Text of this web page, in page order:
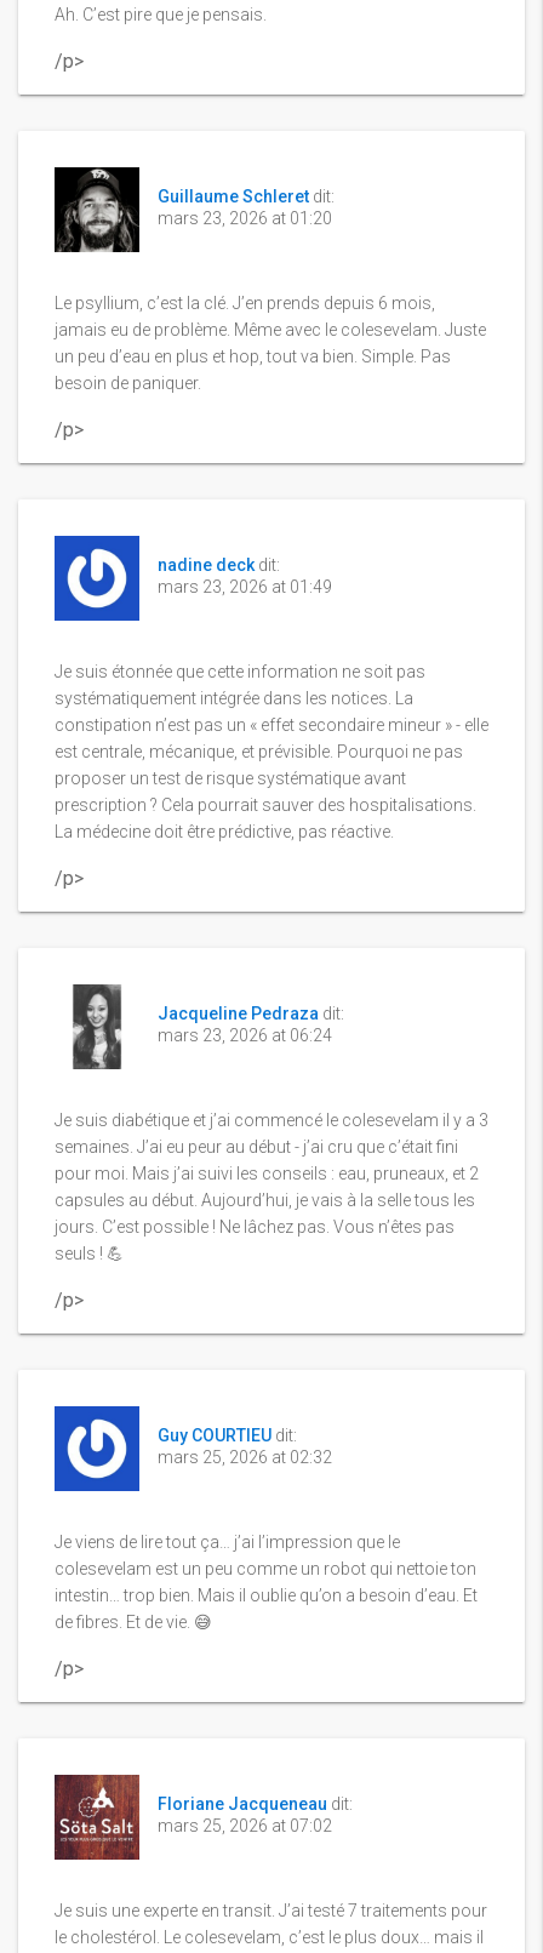
Ah. C’est pire que je pensais.
/p>
Guillaume Schleret dit:
mars 23, 2026 at 01:20
Le psyllium, c’est la clé. J’en prends depuis 6 mois,
jamais eu de problème. Même avec le colesevelam. Juste
un peu d’eau en plus et hop, tout va bien. Simple. Pas
besoin de paniquer.
/p>
nadine deck dit:
mars 23, 2026 at 01:49
Je suis étonnée que cette information ne soit pas
systématiquement intégrée dans les notices. La
constipation n’est pas un « effet secondaire mineur » - elle
est centrale, mécanique, et prévisible. Pourquoi ne pas
proposer un test de risque systématique avant
prescription ? Cela pourrait sauver des hospitalisations.
La médecine doit être prédictive, pas réactive.
/p>
Jacqueline Pedraza dit:
mars 23, 2026 at 06:24
Je suis diabétique et j’ai commencé le colesevelam il y a 3
semaines. J’ai eu peur au début - j’ai cru que c’était fini
pour moi. Mais j’ai suivi les conseils : eau, pruneaux, et 2
capsules au début. Aujourd’hui, je vais à la selle tous les
jours. C’est possible ! Ne lâchez pas. Vous n’êtes pas
seuls ! 💪
/p>
Guy COURTIEU dit:
mars 25, 2026 at 02:32
Je viens de lire tout ça… j’ai l’impression que le
colesevelam est un peu comme un robot qui nettoie ton
intestin… trop bien. Mais il oublie qu’on a besoin d’eau. Et
de fibres. Et de vie. 😅
/p>
Floriane Jacqueneau dit:
mars 25, 2026 at 07:02
Je suis une experte en transit. J’ai testé 7 traitements pour
le cholestérol. Le colesevelam, c’est le plus doux… mais il